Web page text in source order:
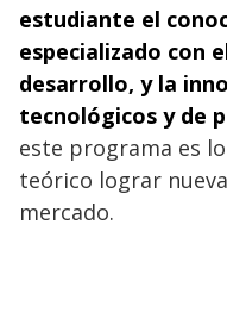
estudiante el
especializado con
desarrollo, y la
tecnológicos y de
este programa es
teórico lograr
mercado.